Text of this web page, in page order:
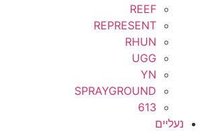
REEF
REPRESENT
RHUN
UGG
YN
SPRAYGROUND
613
נעליים